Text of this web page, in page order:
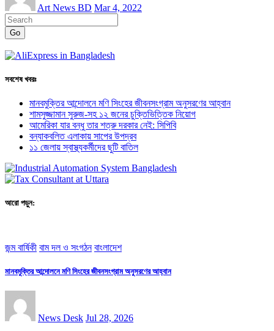
Art News BD Mar 4, 2022
Go
সবশেষ খবরঃ
মানবমুক্তির আন্দোলনে মণি সিংহের জীবনসংগ্রাম অনুসরণের আহ্বান
শামসুজ্জামান সুরুজ-সহ ১২ জনের চুক্তিভিত্তিক নিয়োগ
আমেরিকা যার বন্ধু তার শত্রু দরকার নেই: সিপিবি
বন্যাকবলিত এলাকায় সাপের উপদ্রব
১১ জেলায় স্বাস্থ্যকর্মীদের ছুটি বাতিল
আরো পড়ুন:
জন্ম বার্ষিকী বাম দল ও সংগঠন বাংলাদেশ
মানবমুক্তির আন্দোলনে মণি সিংহের জীবনসংগ্রাম অনুসরণের আহ্বান
News Desk Jul 28, 2026